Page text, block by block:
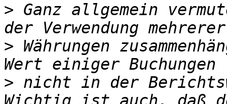
> Ganz allgemein
> Währungen
> nicht in der